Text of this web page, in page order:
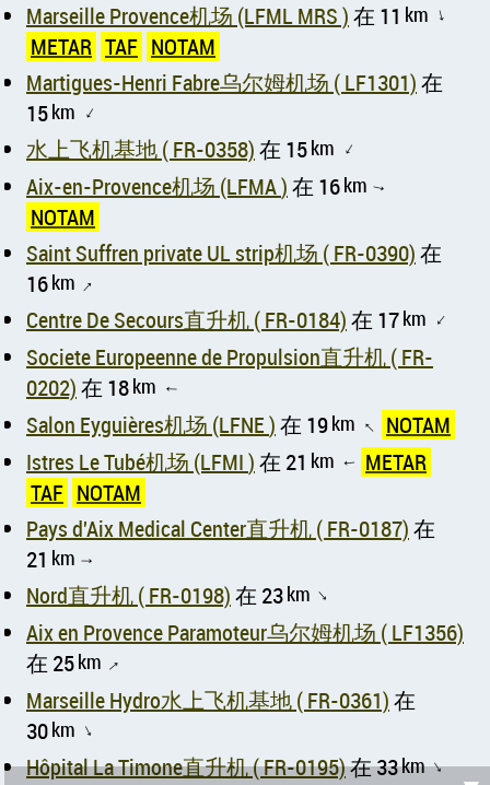
Marseille Provence机场 (LFML MRS )在 11 km ↑
METAR TAF NOTAM
Martigues-Henri Fabre乌尔姆机场 ( LF1301)在
15km ↑
水上飞机基地 ( FR-0358)在 15km ↑
Aix-en-Provence机场 (LFMA )在 16km ↑
NOTAM
Saint Suffren private UL strip机场 ( FR-0390)在
16km ↑
Centre De Secours直升机 ( FR-0184)在 17km ↑
Societe Europeenne de Propulsion直升机 ( FR-
0202)在 18km ↑
Salon Eyguières机场 (LFNE )在 19km ↑ NOTAM
Istres Le Tubé机场 (LFMI )在 21 km ↑
METAR
TAF NOTAM
Pays d'Aix Medical Center直升机 ( FR-0187)在
21 km ↑
Nord直升机 ( FR-0198)在 23km ↑
Aix en Provence Paramoteur乌尔姆机场 ( LF1356)
在 25km ↑
Marseille Hydro水上飞机基地 ( FR-0361)在
30km ↑
Hôpital La Timone直升机 ( FR-0195)在 33km↑